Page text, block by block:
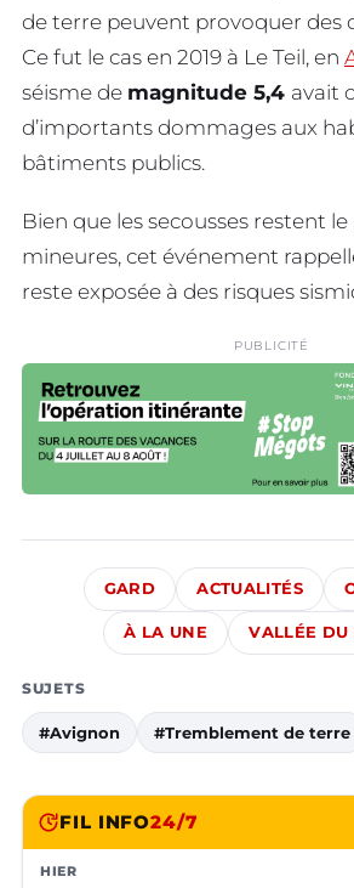
de terre peuvent provoquer des
Ce fut le cas en 2019 à Le Teil, en
séisme de magnitude 5,4 avait
d’importants dommages aux
bâtiments publics.
Bien que les secousses restent
mineures, cet événement
reste exposée à des risques
PUBLICITÉ
GARD ACTUALITÉS
À LA UNE VALLÉE DU
SUJETS
#Avignon #Tremblement de terre
FIL INFO24/7
HIER